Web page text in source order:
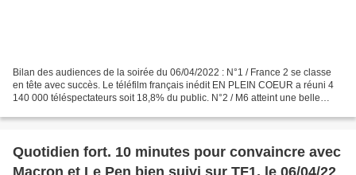
Bilan des audiences de la soirée du 06/04/2022 : N°1 / France 2 se classe
en tête avec succès. Le téléfilm français inédit EN PLEIN COEUR a réuni 4
140 000 téléspectateurs soit 18,8% du public. N°2 / M6 atteint une belle
Quotidien fort. 10 minutes pour convaincre avec
Macron et Le Pen bien suivi sur TF1, le 06/04/22